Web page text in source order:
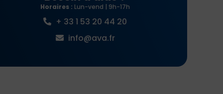
Horaires : Lun-vend | 9h-17h
+ 33 1 53 20 44 20
info@ava.fr